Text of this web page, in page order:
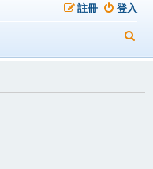
登入
註冊
尋